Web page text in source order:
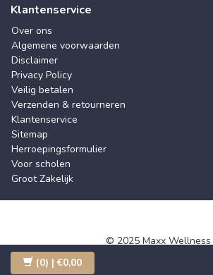
Klantenservice
Over ons
Algemene voorwaarden
Disclaimer
Privacy Policy
Veilig betalen
Verzenden & retourneren
Klantenservice
Sitemap
Herroepingsformulier
Voor scholen
Groot Zakelijk
© 2025 Maxx Wellness
(0) | €0,00